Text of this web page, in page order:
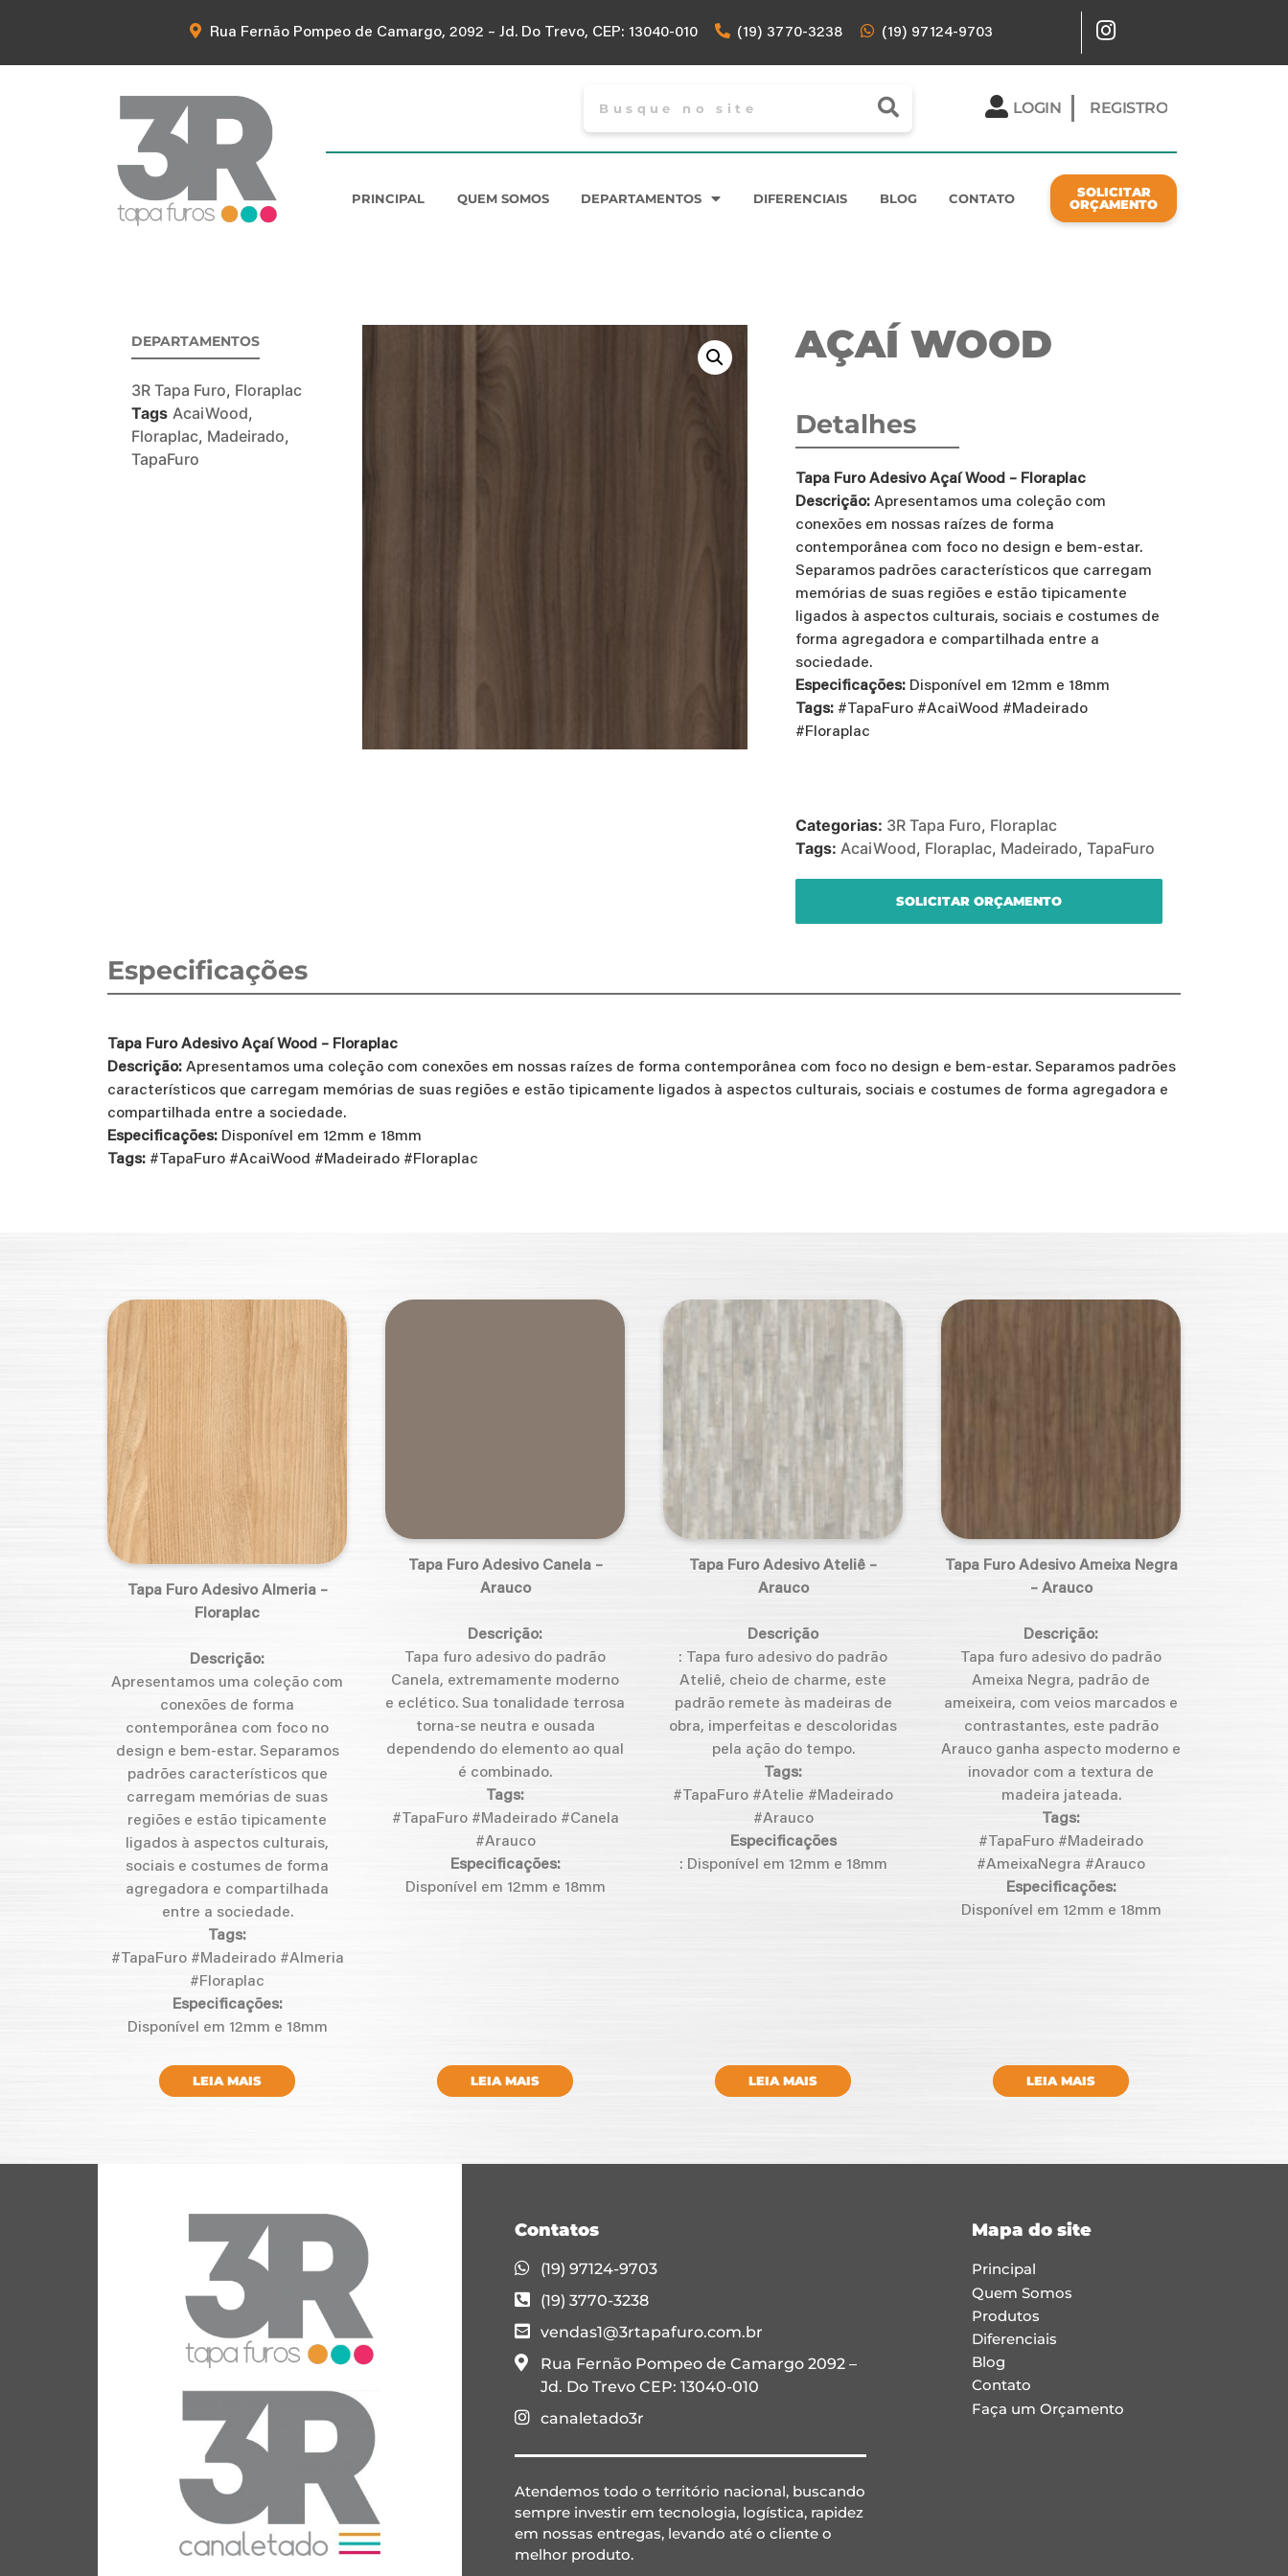
Rua Fernão Pompeo de Camargo, 2092 – Jd. Do Trevo, CEP: 13040-010 (19) 3770-3238 (19) 97124-9703
LOGIN REGISTRO
PRINCIPAL QUEM SOMOS DEPARTAMENTOS DIFERENCIAIS BLOG CONTATO
SOLICITAR
ORÇAMENTO
DEPARTAMENTOS
3R Tapa Furo, Floraplac
Tags AcaiWood,
Floraplac, Madeirado,
TapaFuro
AÇAÍ WOOD
Detalhes
Tapa Furo Adesivo Açaí Wood – Floraplac
Descrição:Apresentamos uma coleção com
conexões em nossas raízes de forma
contemporânea com foco no design e bem-estar.
Separamos padrões característicos que carregam
memórias de suas regiões e estão tipicamente
ligados à aspectos culturais, sociais e costumes de
forma agregadora e compartilhada entre a
sociedade.
Especificações:Disponível em 12mm e 18mm
Tags:#TapaFuro #AcaiWood #Madeirado
#Floraplac
Categorias: 3R Tapa Furo, Floraplac
Tags: AcaiWood, Floraplac, Madeirado, TapaFuro
SOLICITAR ORÇAMENTO
Especificações
Tapa Furo Adesivo Açaí Wood – Floraplac
Descrição: Apresentamos uma coleção com conexões em nossas raízes de forma contemporânea com foco no design e bem-estar. Separamos padrões
característicos que carregam memórias de suas regiões e estão tipicamente ligados à aspectos culturais, sociais e costumes de forma agregadora e
compartilhada entre a sociedade.
Especificações: Disponível em 12mm e 18mm
Tags: #TapaFuro #AcaiWood #Madeirado #Floraplac
Tapa Furo Adesivo Almeria –
Floraplac
Descrição:
Apresentamos uma coleção com
conexões de forma
contemporânea com foco no
design e bem-estar. Separamos
padrões característicos que
carregam memórias de suas
regiões e estão tipicamente
ligados à aspectos culturais,
sociais e costumes de forma
agregadora e compartilhada
entre a sociedade.
Tags:
#TapaFuro #Madeirado #Almeria
#Floraplac
Especificações:
Disponível em 12mm e 18mm
LEIA MAIS
Tapa Furo Adesivo Canela –
Arauco
Descrição:
Tapa furo adesivo do padrão
Canela, extremamente moderno
e eclético. Sua tonalidade terrosa
torna-se neutra e ousada
dependendo do elemento ao qual
é combinado.
Tags:
#TapaFuro #Madeirado #Canela
#Arauco
Especificações:
Disponível em 12mm e 18mm
LEIA MAIS
Tapa Furo Adesivo Ateliê –
Arauco
Descrição
: Tapa furo adesivo do padrão
Ateliê, cheio de charme, este
padrão remete às madeiras de
obra, imperfeitas e descoloridas
pela ação do tempo.
Tags:
#TapaFuro #Atelie #Madeirado
#Arauco
Especificações
: Disponível em 12mm e 18mm
LEIA MAIS
Tapa Furo Adesivo Ameixa Negra
– Arauco
Descrição:
Tapa furo adesivo do padrão
Ameixa Negra, padrão de
ameixeira, com veios marcados e
contrastantes, este padrão
Arauco ganha aspecto moderno e
inovador com a textura de
madeira jateada.
Tags:
#TapaFuro #Madeirado
#AmeixaNegra #Arauco
Especificações:
Disponível em 12mm e 18mm
LEIA MAIS
Contatos
(19) 97124-9703
(19) 3770-3238
vendas1@3rtapafuro.com.br
Rua Fernão Pompeo de Camargo 2092 –
Jd. Do Trevo CEP: 13040-010
canaletado3r
Atendemos todo o território nacional, buscando
sempre investir em tecnologia, logística, rapidez
em nossas entregas, levando até o cliente o
melhor produto.
Mapa do site
Principal
Quem Somos
Produtos
Diferenciais
Blog
Contato
Faça um Orçamento